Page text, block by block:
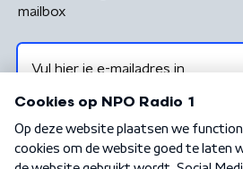
mailbox